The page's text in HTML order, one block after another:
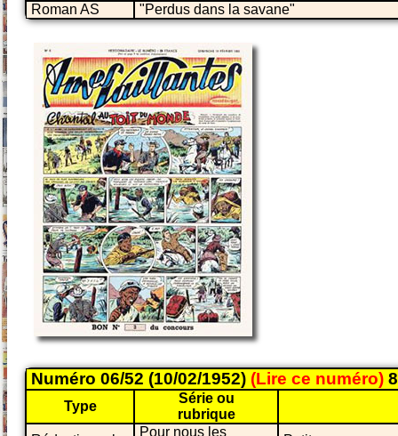
Roman AS
"Perdus dans la savane"
Numéro 06/52 (10/02/1952) (Lire ce numéro)
Type
Série ou
rubrique
Pour nous les